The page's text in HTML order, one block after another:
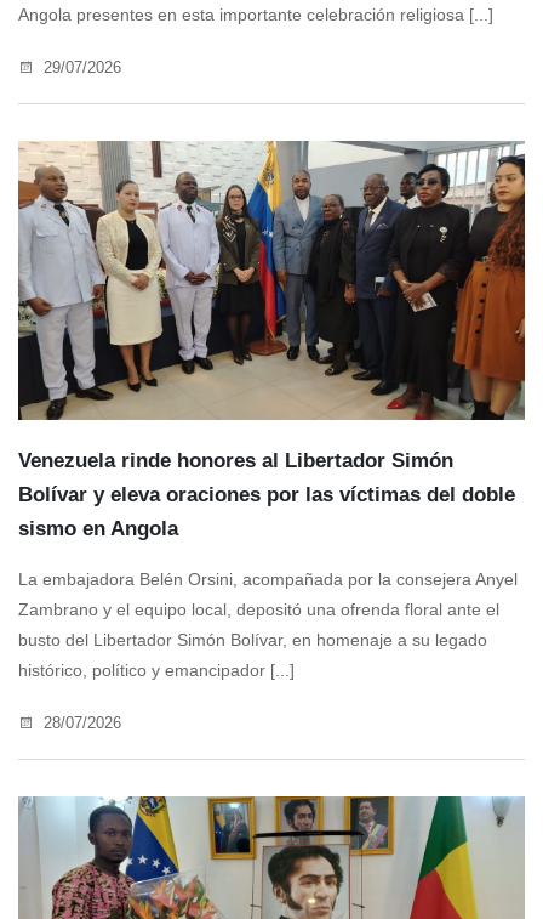
Angola presentes en esta importante celebración religiosa [...]
29/07/2026
Venezuela rinde honores al Libertador Simón
Bolívar y eleva oraciones por las víctimas del doble
sismo en Angola
La embajadora Belén Orsini, acompañada por la consejera Anyel
Zambrano y el equipo local, depositó una ofrenda floral ante el
busto del Libertador Simón Bolívar, en homenaje a su legado
histórico, político y emancipador [...]
28/07/2026